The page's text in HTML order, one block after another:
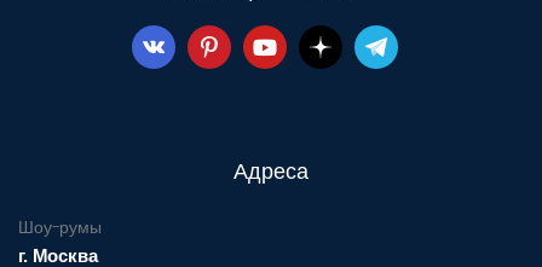
Адреса
Шоу-румы
г. Москва